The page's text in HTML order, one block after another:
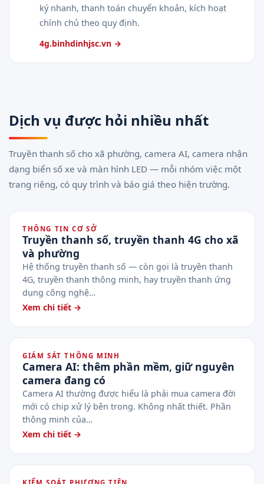
ký nhanh, thanh toán chuyển khoản, kích hoạt
chính chủ theo quy định.
4g.binhdinhjsc.vn →
Dịch vụ được hỏi nhiều nhất
Truyền thanh số cho xã phường, camera AI, camera nhận
dạng biển số xe và màn hình LED — mỗi nhóm việc một
trang riêng, có quy trình và báo giá theo hiện trường.
THÔNG TIN CƠ SỞ
Truyền thanh số, truyền thanh 4G cho xã
và phường
Hệ thống truyền thanh số — còn gọi là truyền thanh
4G, truyền thanh thông minh, hay truyền thanh ứng
dụng công nghệ…
Xem chi tiết →
GIÁM SÁT THÔNG MINH
Camera AI: thêm phần mềm, giữ nguyên
camera đang có
Camera AI thường được hiểu là phải mua camera đời
mới có chip xử lý bên trong. Không nhất thiết. Phần
thông minh của…
Xem chi tiết →